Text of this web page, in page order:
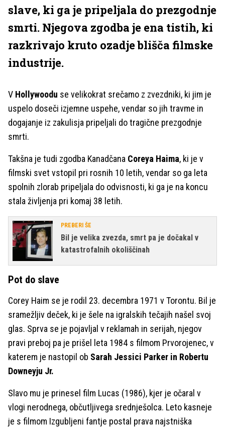
slave, ki ga je pripeljala do prezgodnje
smrti. Njegova zgodba je ena tistih, ki
razkrivajo kruto ozadje blišča filmske
industrije.
V Hollywoodu se velikokrat srečamo z zvezdniki, ki jim je
uspelo doseči izjemne uspehe, vendar so jih travme in
dogajanje iz zakulisja pripeljali do tragične prezgodnje
smrti.
Takšna je tudi zgodba Kanadčana Coreya Haima, ki je v
filmski svet vstopil pri rosnih 10 letih, vendar so ga leta
spolnih zlorab pripeljala do odvisnosti, ki ga je na koncu
stala življenja pri komaj 38 letih.
PREBERI ŠE
Bil je velika zvezda, smrt pa je dočakal v
katastrofalnih okoliščinah
Pot do slave
Corey Haim se je rodil 23. decembra 1971 v Torontu. Bil je
sramežljiv deček, ki je šele na igralskih tečajih našel svoj
glas. Sprva se je pojavljal v reklamah in serijah, njegov
pravi preboj pa je prišel leta 1984 s filmom Prvorojenec, v
katerem je nastopil ob Sarah Jessici Parker in Robertu
Downeyju Jr.
Slavo mu je prinesel film Lucas (1986), kjer je očaral v
vlogi nerodnega, občutljivega srednješolca. Leto kasneje
je s filmom Izgubljeni fantje postal prava najstniška